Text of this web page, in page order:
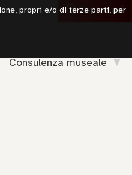
Contattaci
Consulenza museale
propri e/o di terze parti, per